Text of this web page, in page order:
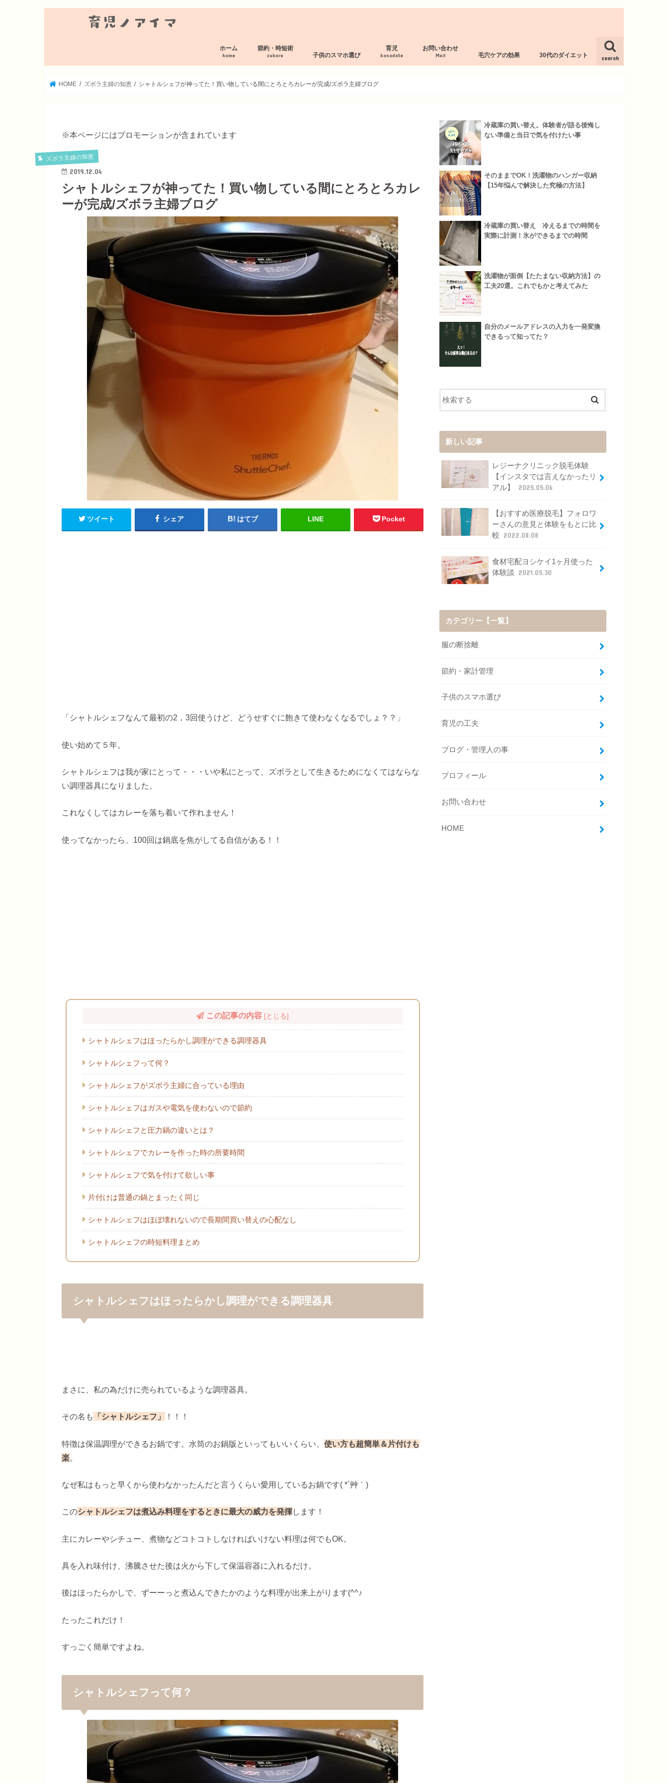
search
ホーム
home
節約・時短術
zubora 子供のスマホ選び
育児
kosodate
お問い合わせ
Mail 毛穴ケアの効果 30代のダイエット
HOME ズボラ主婦の知恵 シャトルシェフが神ってた！買い物している間にとろとろカレーが完成/ズボラ主婦ブログ
※本ページにはプロモーションが含まれています
ズボラ主婦の知恵
2019.12.04
シャトルシェフが神ってた！買い物している間にとろとろカレ
ーが完成/ズボラ主婦ブログ
ツイート シェア はてブ LINE Pocket
「シャトルシェフなんて最初の2，3回使うけど、どうせすぐに飽きて使わなくなるでしょ？？」
使い始めて５年。
シャトルシェフは我が家にとって・・・いや私にとって、ズボラとして生きるためになくてはならな
い調理器具になりました。
これなくしてはカレーを落ち着いて作れません！
使ってなかったら、100回は鍋底を焦がしてる自信がある！！
この記事の内容 [とじる]
シャトルシェフはほったらかし調理ができる調理器具
シャトルシェフって何？
シャトルシェフがズボラ主婦に合っている理由
シャトルシェフはガスや電気を使わないので節約
シャトルシェフと圧力鍋の違いとは？
シャトルシェフでカレーを作った時の所要時間
シャトルシェフで気を付けて欲しい事
片付けは普通の鍋とまったく同じ
シャトルシェフはほぼ壊れないので長期間買い替えの心配なし
シャトルシェフの時短料理まとめ
シャトルシェフはほったらかし調理ができる調理器具
まさに、私の為だけに売られているような調理器具。
その名も 「シャトルシェフ」 ！！！
特徴は保温調理ができるお鍋です。水筒のお鍋版といってもいいくらい、 使い方も超簡単＆片付けも
楽
なぜ私はもっと早くから使わなかったんだと言うくらい愛用しているお鍋です( *´艸｀)
このシャトルシェフは煮込み料理をするときに最大の威力を発揮します！
主にカレーやシチュー、煮物などコトコトしなければいけない料理は何でもOK。
具を入れ味付け、沸騰させた後は火から下して保温容器に入れるだけ。
後はほったらかしで、ずーーっと煮込んできたかのような料理が出来上がります(^^♪
たったこれだけ！
すっごく簡単ですよね。
シャトルシェフって何？
冷蔵庫の買い替え。体験者が語る後悔し
ない準備と当日で気を付けたい事
そのままでOK！洗濯物のハンガー収納
【15年悩んで解決した究極の方法】
冷蔵庫の買い替え 冷えるまでの時間を
実際に計測！氷ができるまでの時間
洗濯物が面倒【たたまない収納方法】の
工夫20選。これでもかと考えてみた
自分のメールアドレスの入力を一発変換
できるって知ってた？
新しい記事
レジーナクリニック脱毛体験
【インスタでは言えなかったリ
アル】
2025.05.06
【おすすめ医療脱毛】フォロワ
ーさんの意見と体験をもとに比
較
2022.08.08
食材宅配ヨシケイ1ヶ月使った
体験談
2021.05.30
カテゴリー【一覧】
服の断捨離
節約・家計管理
子供のスマホ選び
育児の工夫
ブログ・管理人の事
プロフィール
お問い合わせ
HOME